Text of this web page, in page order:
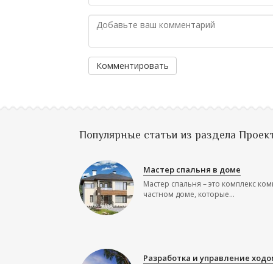
Комментировать
Популярные статьи из раздела
Мастер спальня в доме
Мастер спальня – это комплекс
частном доме, которые...
Разработка и управление